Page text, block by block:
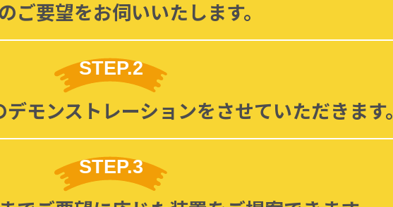
ご要望をお伺いいたします。
STEP.2
デモンストレーションをさせていただきます。
STEP.3